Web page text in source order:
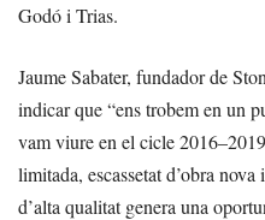
Godó i Trias.
Jaume Sabater, fundador de
indicar que “ens trobem en un
vam viure en el cicle
limitada, escassetat d’obra
d’alta qualitat genera una